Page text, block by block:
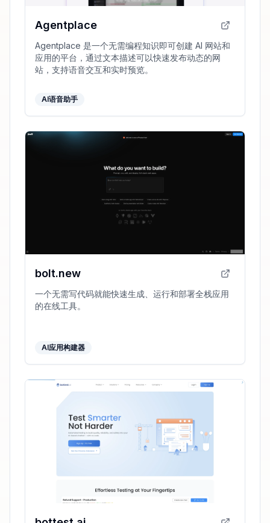
Agentplace
Agentplace 是一个无需编程知识即可创建 AI 网站和
应用的平台，通过文本描述可以快速发布动态的网
站，支持语音交互和实时预览。
AI语音助手
bolt.new
一个无需写代码就能快速生成、运行和部署全栈应用
的在线工具。
AI应用构建器